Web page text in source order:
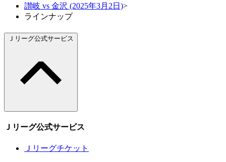
讃岐 vs 金沢 (2025年3月2日)>
ラインナップ
Ｊリーグ公式サービス
Ｊリーグ公式サービス
Ｊリーグチケット